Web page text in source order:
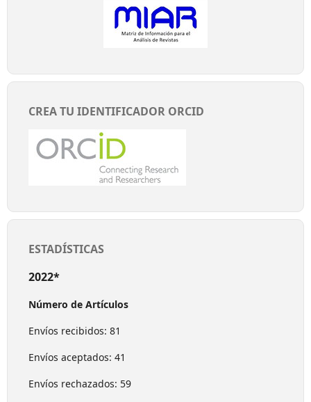
CREA TU IDENTIFICADOR ORCID
ESTADÍSTICAS
2022*
Número de Artículos
Envíos recibidos: 81
Envíos aceptados: 41
Envíos rechazados: 59